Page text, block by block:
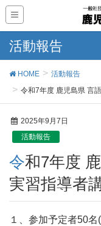
活動報告
HOME
活動報告
令和7年度 鹿児島県 言
2025年9月7日
活動報告
令和7年度 鹿児島県 言語聴覚士臨床
実習指導者
１、参加予定者50